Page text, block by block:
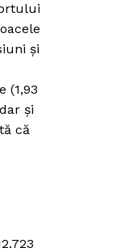
şi
(1,93
şi
că